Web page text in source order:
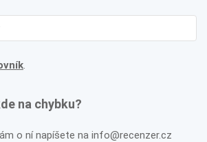
.
na chybku?
o ní napíšete na info@recenzer.cz